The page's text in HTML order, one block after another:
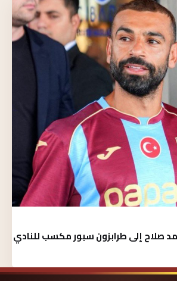
صلاح إلى طرابزون سبور مكسب للنادي